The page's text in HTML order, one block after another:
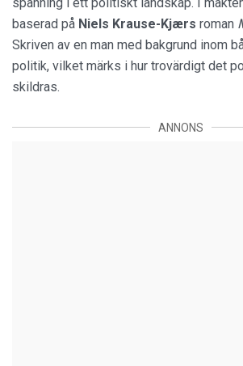
baserad på Niels Krause-Kjærs roman
Skriven av en man med bakgrund inom
politik, vilket märks i hur trovärdigt det
skildras.
ANNONS